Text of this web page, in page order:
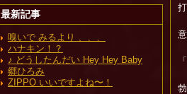
最新記事
嗅いで みるより 、、、
ハナキン！？
♪ どうしたんだい Hey Hey Baby
郷ひろみ
ZIPPO いいですよね〜！